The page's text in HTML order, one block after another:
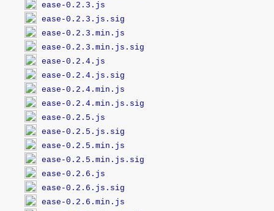
ease-0.2.3.js
ease-0.2.3.js.sig
ease-0.2.3.min.js
ease-0.2.3.min.js.sig
ease-0.2.4.js
ease-0.2.4.js.sig
ease-0.2.4.min.js
ease-0.2.4.min.js.sig
ease-0.2.5.js
ease-0.2.5.js.sig
ease-0.2.5.min.js
ease-0.2.5.min.js.sig
ease-0.2.6.js
ease-0.2.6.js.sig
ease-0.2.6.min.js